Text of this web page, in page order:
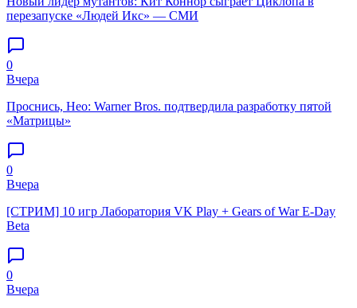
перезапуске «Людей Икс» — СМИ
0
Вчера
Проснись, Нео: Warner Bros. подтвердила разработку пятой
«Матрицы»
0
Вчера
[СТРИМ] 10 игр Лаборатория VK Play + Gears of War E-Day
Beta
0
Вчера